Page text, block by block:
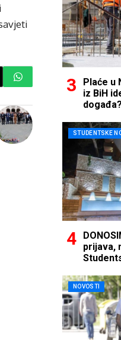
Plaće u
iz BiH
događa?
STUDENTSKE
prijava,
NOVOSTI